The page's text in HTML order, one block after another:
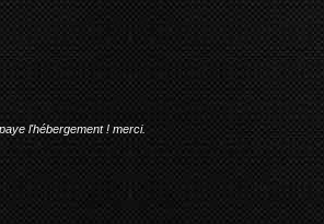
l'hébergement ! merci.